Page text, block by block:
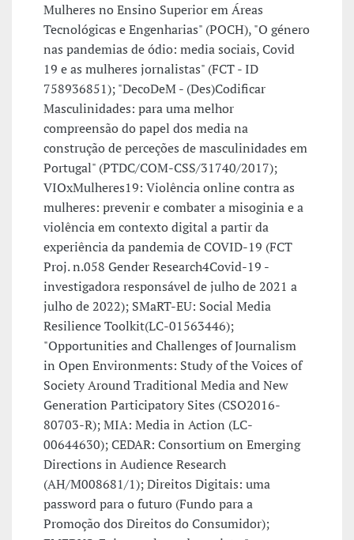
Mulheres no Ensino Superior em Áreas
Tecnológicas e Engenharias" (POCH), "O género
nas pandemias de ódio: media sociais, Covid
19 e as mulheres jornalistas" (FCT - ID
758936851); "DecoDeM - (Des)Codificar
Masculinidades: para uma melhor
compreensão do papel dos media na
construção de perceções de masculinidades em
Portugal" (PTDC/COM-CSS/31740/2017);
VIOxMulheres19: Violência online contra as
mulheres: prevenir e combater a misoginia e a
violência em contexto digital a partir da
experiência da pandemia de COVID-19 (FCT
Proj. n.058 Gender Research4Covid-19 -
investigadora responsável de julho de 2021 a
julho de 2022); SMaRT-EU: Social Media
Resilience Toolkit(LC-01563446);
"Opportunities and Challenges of Journalism
in Open Environments: Study of the Voices of
Society Around Traditional Media and New
Generation Participatory Sites (CSO2016-
80703-R); MIA: Media in Action (LC-
00644630); CEDAR: Consortium on Emerging
Directions in Audience Research
(AH/M008681/1); Direitos Digitais: uma
password para o futuro (Fundo para a
Promoção dos Direitos do Consumidor);